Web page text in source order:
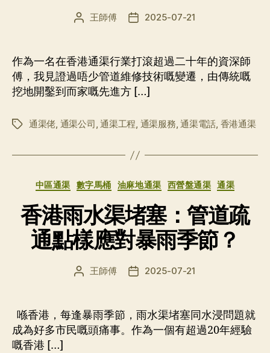
文
者
王師傅
发
期
2025-07-21
作為一名在香港通渠行業打滾超過二十年的資深師
傅，我見證過唔少管道維修技術嘅變遷，由傳統嘅
挖地開鑿到而家嘅先進方 […]
标
通渠佬, 通渠公司,通渠工程, 通渠服務,通渠電話, 香港通渠
分
中區通渠 數字馬桶 油麻地通渠 西營盤通渠 通渠
香港雨水渠堵塞：管道疏
通點樣應對暴雨季節？
文
者
王師傅
发
期
2025-07-21
喺香港，每逢暴雨季節，雨水渠堵塞同水浸問題就
成為好多市民嘅頭痛事。作為一個有超過20年經驗
嘅香港 […]